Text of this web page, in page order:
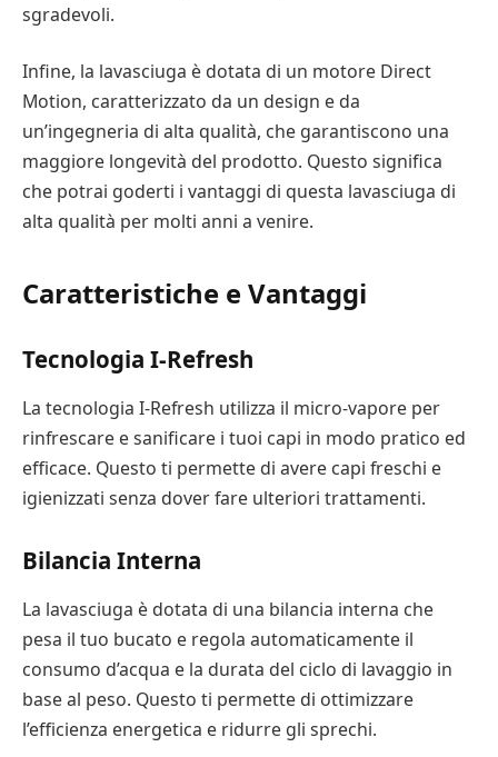
sgradevoli.
Infine, la lavasciuga è dotata di un motore Direct
Motion, caratterizzato da un design e da
un’ingegneria di alta qualità, che garantiscono una
maggiore longevità del prodotto. Questo significa
che potrai goderti i vantaggi di questa lavasciuga di
alta qualità per molti anni a venire.
Caratteristiche e Vantaggi
Tecnologia I-Refresh
La tecnologia I-Refresh utilizza il micro-vapore per
rinfrescare e sanificare i tuoi capi in modo pratico ed
efficace. Questo ti permette di avere capi freschi e
igienizzati senza dover fare ulteriori trattamenti.
Bilancia Interna
La lavasciuga è dotata di una bilancia interna che
pesa il tuo bucato e regola automaticamente il
consumo d’acqua e la durata del ciclo di lavaggio in
base al peso. Questo ti permette di ottimizzare
l’efficienza energetica e ridurre gli sprechi.